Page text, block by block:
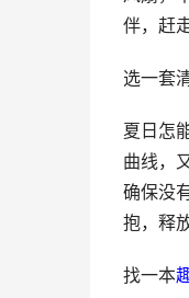
伴，赶
选一套
夏日怎
曲线，
确保没
抱，释
找一本